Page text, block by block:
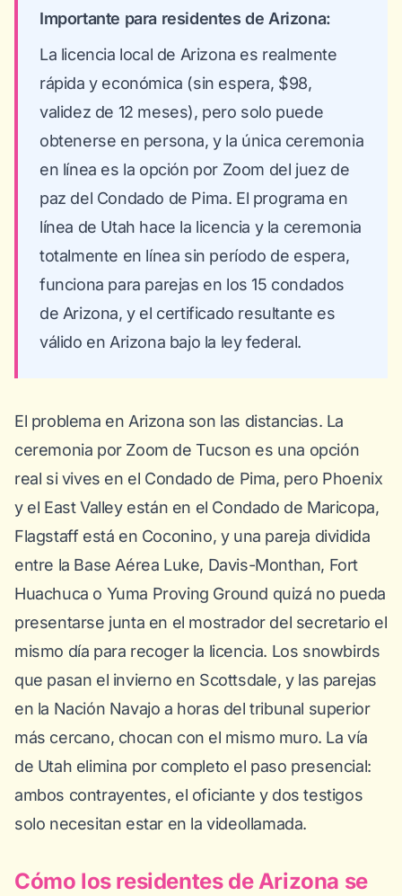
Importante para residentes de Arizona:
La licencia local de Arizona es realmente
rápida y económica (sin espera, $98,
validez de 12 meses), pero solo puede
obtenerse en persona, y la única ceremonia
en línea es la opción por Zoom del juez de
paz del Condado de Pima. El programa en
línea de Utah hace la licencia y la ceremonia
totalmente en línea sin período de espera,
funciona para parejas en los 15 condados
de Arizona, y el certificado resultante es
válido en Arizona bajo la ley federal.
El problema en Arizona son las distancias. La
ceremonia por Zoom de Tucson es una opción
real si vives en el Condado de Pima, pero Phoenix
y el East Valley están en el Condado de Maricopa,
Flagstaff está en Coconino, y una pareja dividida
entre la Base Aérea Luke, Davis-Monthan, Fort
Huachuca o Yuma Proving Ground quizá no pueda
presentarse junta en el mostrador del secretario el
mismo día para recoger la licencia. Los snowbirds
que pasan el invierno en Scottsdale, y las parejas
en la Nación Navajo a horas del tribunal superior
más cercano, chocan con el mismo muro. La vía
de Utah elimina por completo el paso presencial:
ambos contrayentes, el oficiante y dos testigos
solo necesitan estar en la videollamada.
Cómo los residentes de Arizona se